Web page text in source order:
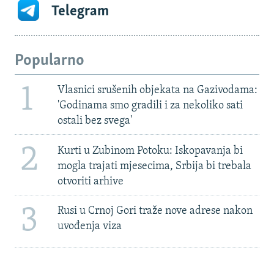
Telegram
Popularno
1
Vlasnici srušenih objekata na Gazivodama:
'Godinama smo gradili i za nekoliko sati
ostali bez svega'
2
Kurti u Zubinom Potoku: Iskopavanja bi
mogla trajati mjesecima, Srbija bi trebala
otvoriti arhive
3
Rusi u Crnoj Gori traže nove adrese nakon
uvođenja viza